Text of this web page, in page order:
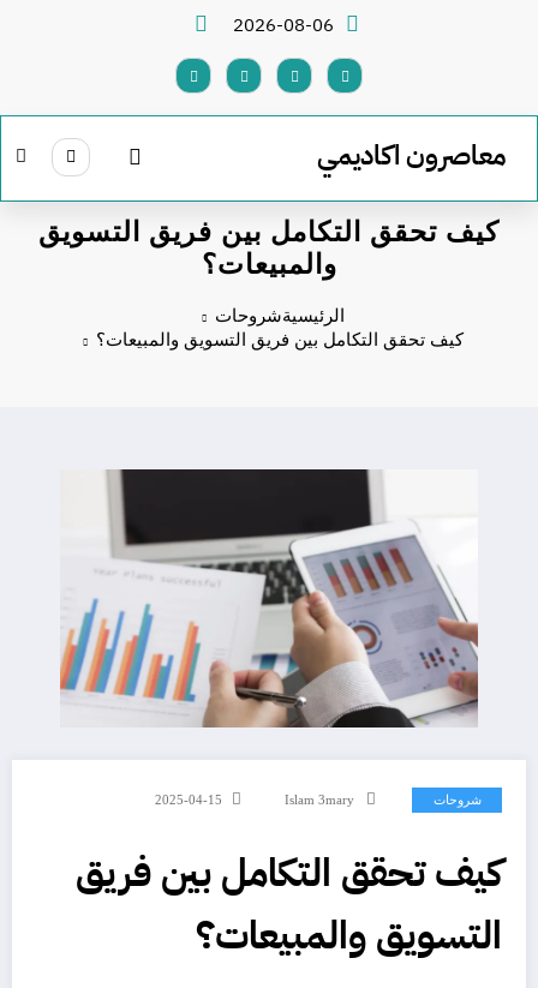
2026-08-06
معاصرون اكاديمي
كيف تحقق التكامل بين فريق التسويق
والمبيعات؟
الرئيسيةشروحات
كيف تحقق التكامل بين فريق التسويق والمبيعات؟
شروحات Islam 3mary
2025-04-15
كيف تحقق التكامل بين فريق
التسويق والمبيعات؟